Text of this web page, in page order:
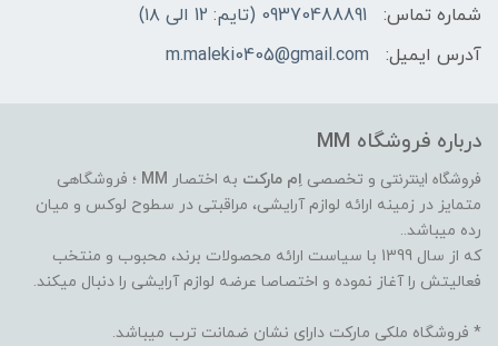
شماره تماس:
09370488891 (تایم: 12 الی ۱۸)
آدرس ایمیل:
m.maleki0405@gmail.com
درباره فروشگاه MM
فروشگاه اینترنتی و تخصصی اِم مارکت به اختصار MM ؛ فروشگاهی
متمایز در زمینه ارائه لوازم آرایشی، مراقبتی در سطوح لوکس و میان
رده میباشد..
که از سال 1399 با سیاست ارائه محصولات برند، محبوب و منتخب
فعالیتش را آغاز نموده و اختصاصا عرضه لوازم آرایشی را دنبال میکند.
* فروشگاه ملکی مارکت دارای نشان ضمانت ترب میباشد.